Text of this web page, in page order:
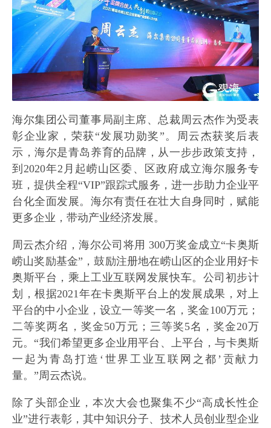
海尔集团公司董事局副主席、总裁周云杰作为受表
彰企业家，荣获“发展功勋奖”。周云杰获奖后表
示，海尔是青岛养育的品牌，从一步步政策支持，
到2020年2月起崂山区委、区政府成立海尔服务专
班，提供全程“VIP”跟踪式服务，进一步助力企业平
台化全面发展。海尔有责任在壮大自身同时，赋能
更多企业，带动产业经济发展。
周云杰介绍，海尔公司将用 300万奖金成立“卡奥斯
崂山奖励基金”，鼓励注册地在崂山区的企业用好卡
奥斯平台，乘上工业互联网发展快车。公司初步计
划，根据2021年在卡奥斯平台上的发展成果，对上
平台的中小企业，设立一等奖一名，奖金100万元；
二等奖两名，奖金50万元；三等奖5名，奖金20万
元。“我们希望更多企业用平台、上平台，与卡奥斯
一起为青岛打造‘世界工业互联网之都’贡献力
量。”周云杰说。
除了头部企业，本次大会也聚集不少“高成长性企
业”进行表彰，其中知识分子、技术人员创业型企业